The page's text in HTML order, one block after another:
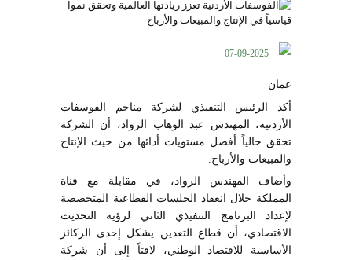
07-09-2025
عمان
أكد الرئيس التنفيذي لشركة مناجم الفوسفات
الأردنية، المهندس عبد الوهاب الرواد، أن الشركة
تحقق حالياً أفضل مستويات أدائها من حيث الإنتاج
والمبيعات والأرباح.
وأضاف المهندس الرواد، في مقابلة مع قناة
المملكة خلال انعقاد الجلسات القطاعية المتخصصة
لإعداد البرنامج التنفيذي الثاني لرؤية التحديث
الاقتصادي، أن قطاع التعدين يشكل إحدى الركائز
الأساسية للاقتصاد الوطني، لافتاً إلى أن شركة